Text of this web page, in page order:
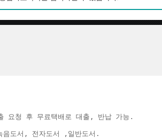
요청 후 무료택배로 대출, 반납 가능.
도서, 전자도서 ,일반도서.